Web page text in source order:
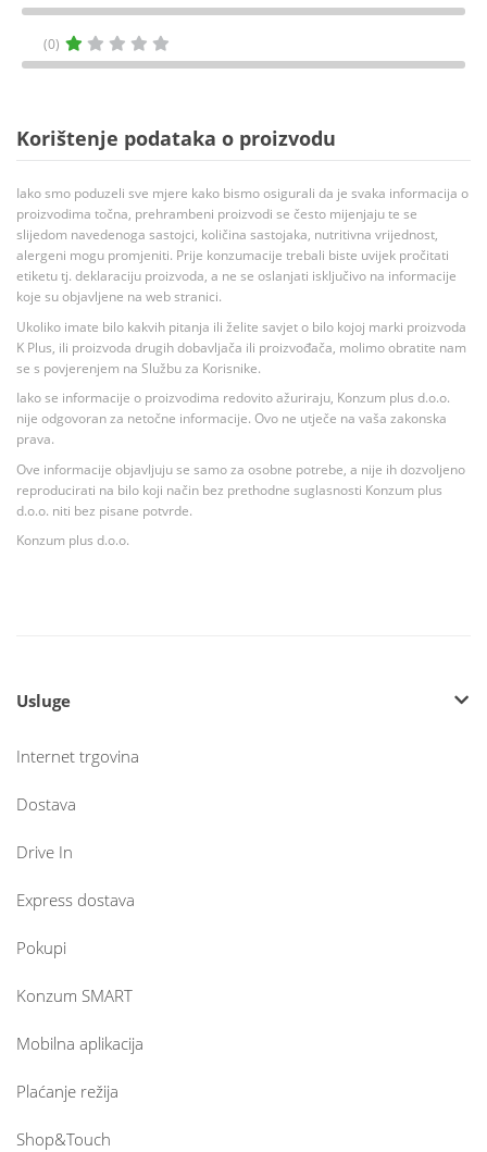
(0)
Korištenje podataka o proizvodu
Iako smo poduzeli sve mjere kako bismo osigurali da je svaka informacija o
proizvodima točna, prehrambeni proizvodi se često mijenjaju te se
slijedom navedenoga sastojci, količina sastojaka, nutritivna vrijednost,
alergeni mogu promjeniti. Prije konzumacije trebali biste uvijek pročitati
etiketu tj. deklaraciju proizvoda, a ne se oslanjati isključivo na informacije
koje su objavljene na web stranici.
Ukoliko imate bilo kakvih pitanja ili želite savjet o bilo kojoj marki proizvoda
K Plus, ili proizvoda drugih dobavljača ili proizvođača, molimo obratite nam
se s povjerenjem na Službu za Korisnike.
Iako se informacije o proizvodima redovito ažuriraju, Konzum plus d.o.o.
nije odgovoran za netočne informacije. Ovo ne utječe na vaša zakonska
prava.
Ove informacije objavljuju se samo za osobne potrebe, a nije ih dozvoljeno
reproducirati na bilo koji način bez prethodne suglasnosti Konzum plus
d.o.o. niti bez pisane potvrde.
Konzum plus d.o.o.
Usluge
Internet trgovina
Dostava
Drive In
Express dostava
Pokupi
Konzum SMART
Mobilna aplikacija
Plaćanje režija
Shop&Touch